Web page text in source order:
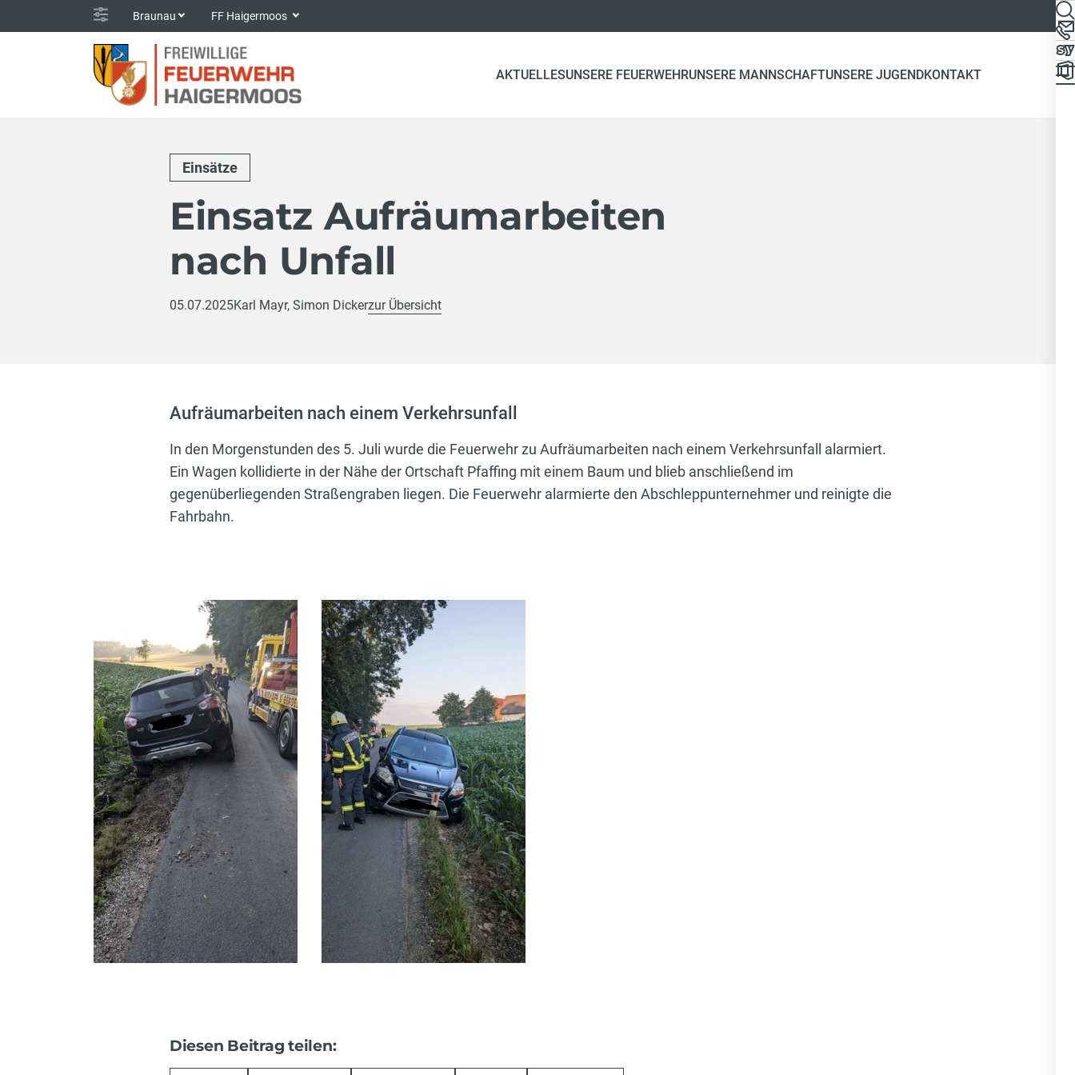
Braunau FF Haigermoos
AKTUELLESUNSERE FEUERWEHRUNSERE MANNSCHAFTUNSERE JUGENDKONTAKT
Einsätze
Einsatz Aufräumarbeiten
nach Unfall
05.07.2025Karl Mayr, Simon Dickerzur Übersicht
Aufräumarbeiten nach einem Verkehrsunfall
In den Morgenstunden des 5. Juli wurde die Feuerwehr zu Aufräumarbeiten nach einem Verkehrsunfall alarmiert.
Ein Wagen kollidierte in der Nähe der Ortschaft Pfaffing mit einem Baum und blieb anschließend im
gegenüberliegenden Straßengraben liegen. Die Feuerwehr alarmierte den Abschleppunternehmer und reinigte die
Fahrbahn.
Diesen Beitrag teilen: